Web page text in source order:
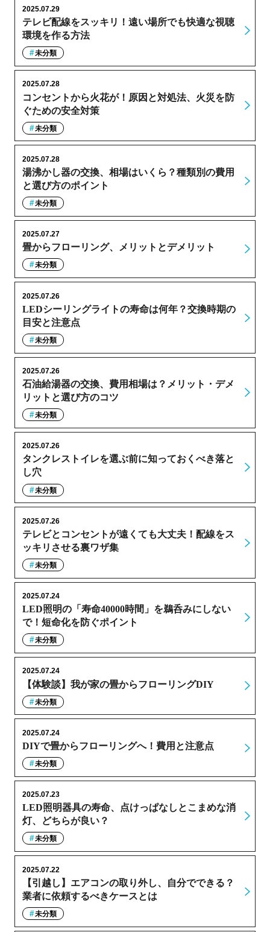
テレビ配線をスッキリ！遠い場所でも快適な視聴
環境を作る方法
2025.07.29
未分類
コンセントから火花が！原因と対処法、火災を防
ぐための安全対策
2025.07.28
未分類
湯沸かし器の交換、相場はいくら？種類別の費用
と選び方のポイント
2025.07.28
未分類
畳からフローリング、メリットとデメリット
2025.07.27
未分類
LEDシーリングライトの寿命は何年？交換時期の
目安と注意点
2025.07.26
未分類
石油給湯器の交換、費用相場は？メリット・デメ
リットと選び方のコツ
2025.07.26
未分類
タンクレストイレを選ぶ前に知っておくべき落と
し穴
2025.07.26
未分類
テレビとコンセントが遠くても大丈夫！配線をス
ッキリさせる裏ワザ集
2025.07.26
未分類
LED照明の「寿命40000時間」を鵜呑みにしない
で！短命化を防ぐポイント
2025.07.24
未分類
【体験談】我が家の畳からフローリングDIY
2025.07.24
未分類
DIYで畳からフローリングへ！費用と注意点
2025.07.24
未分類
LED照明器具の寿命、点けっぱなしとこまめな消
灯、どちらが良い？
2025.07.23
未分類
【引越し】エアコンの取り外し、自分でできる？
業者に依頼するべきケースとは
2025.07.22
未分類